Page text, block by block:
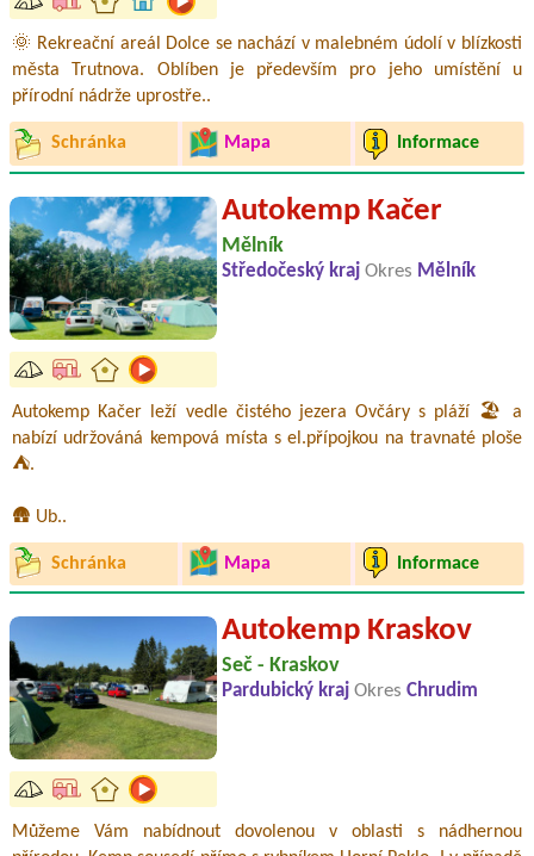
🌞 Rekreační areál Dolce se nachází v malebném údolí v blízkosti
města Trutnova. Oblíben je především pro jeho umístění u
přírodní nádrže uprostře..
Schránka Mapa Informace
Autokemp Kačer
Mělník
Středočeský kraj Okres Mělník
Autokemp Kačer leží vedle čistého jezera Ovčáry s pláží 🏖️ a
nabízí udržováná kempová místa s el.přípojkou na travnaté ploše
⛺.
🛖 Ub..
Schránka Mapa Informace
Autokemp Kraskov
Seč - Kraskov
Pardubický kraj Okres Chrudim
Můžeme Vám nabídnout dovolenou v oblasti s nádhernou